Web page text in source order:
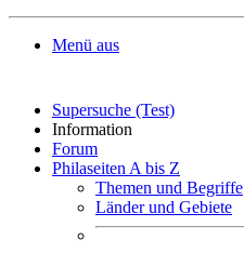
Menü aus
Supersuche (Test)
Information
Forum
Philaseiten A bis Z
Themen und Begriffe
Länder und Gebiete